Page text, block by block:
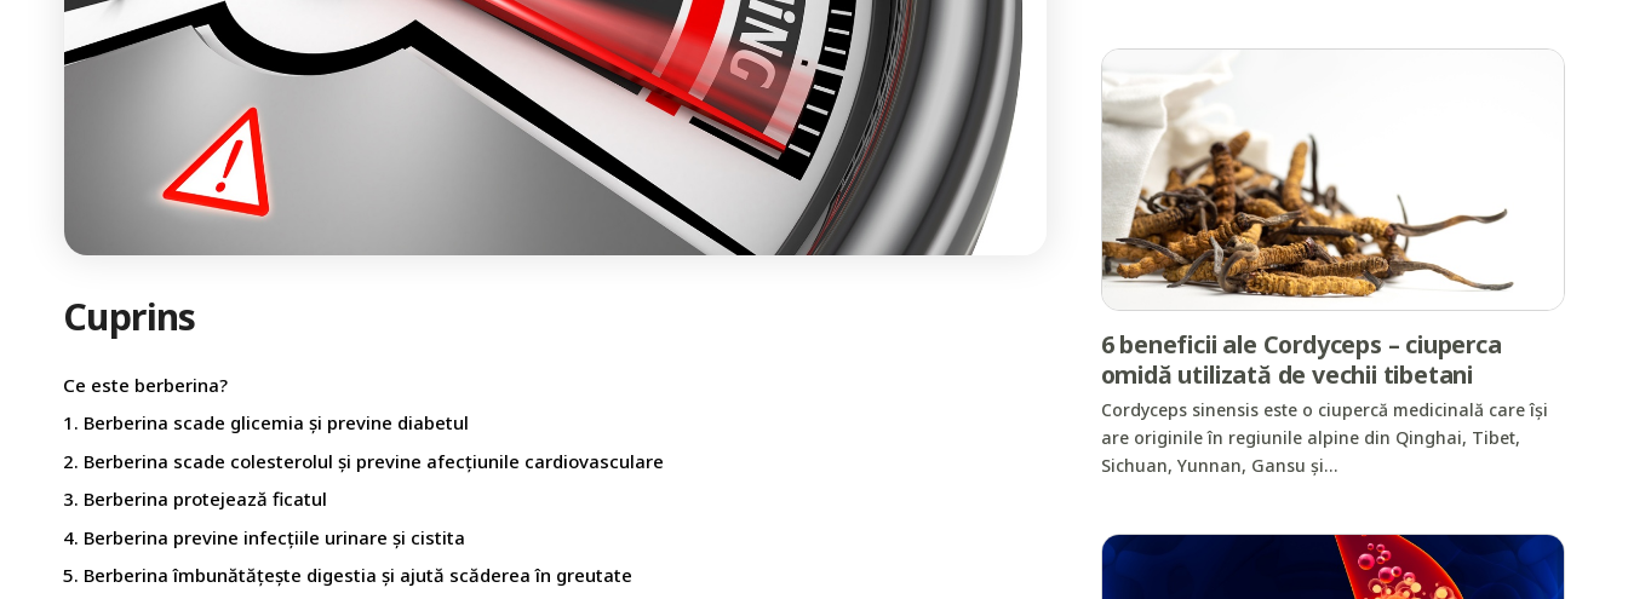
Cuprins
Ce este berberina?
1. Berberina scade glicemia și previne diabetul
2. Berberina scade colesterolul și previne afecțiunile cardiovasculare
3. Berberina protejează ficatul
4. Berberina previne infecțiile urinare și cistita
5. Berberina îmbunătățește digestia și ajută scăderea în greutate
6 beneficii ale Cordyceps – ciuperca
omidă utilizată de vechii tibetani
Cordyceps sinensis este o ciupercă medicinală care își
are originile în regiunile alpine din Qinghai, Tibet,
Sichuan, Yunnan, Gansu și…